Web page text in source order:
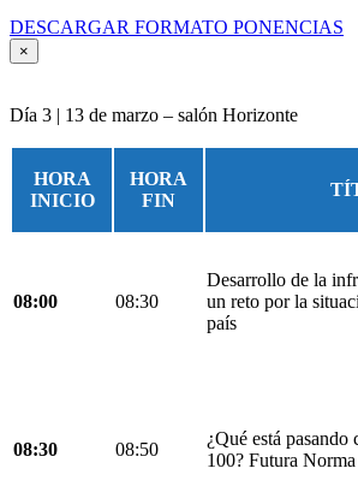
DESCARGAR FORMATO PONENCIAS
×
Día 3 | 13 de marzo – salón Horizonte
HORA
INICIO
HORA
FIN
08:00 08:30
Desarrollo de la
un reto por la
país
08:30 08:50
¿Qué está
100? Futura